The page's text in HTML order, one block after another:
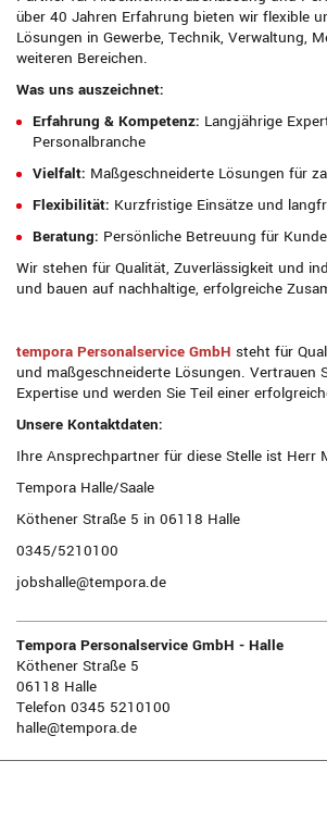
über 40 Jahren Erfahrung bieten wir flexible
Lösungen in Gewerbe, Technik, Verwaltung,
weiteren Bereichen.
Was uns auszeichnet:
Erfahrung & Kompetenz: Langjährige
Personalbranche
Vielfalt: Maßgeschneiderte Lösungen für
Flexibilität: Kurzfristige Einsätze und
Beratung: Persönliche Betreuung für
Wir stehen für Qualität, Zuverlässigkeit und
und bauen auf nachhaltige, erfolgreiche
tempora Personalservice GmbH steht für
und maßgeschneiderte Lösungen. Vertrauen
Expertise und werden Sie Teil einer
Unsere Kontaktdaten:
Ihre Ansprechpartner für diese Stelle ist Herr
Tempora Halle/Saale
Köthener Straße 5 in 06118 Halle
0345/5210100
jobshalle@tempora.de
Tempora Personalservice GmbH - Halle
Köthener Straße 5
06118 Halle
Telefon 0345 5210100
halle@tempora.de